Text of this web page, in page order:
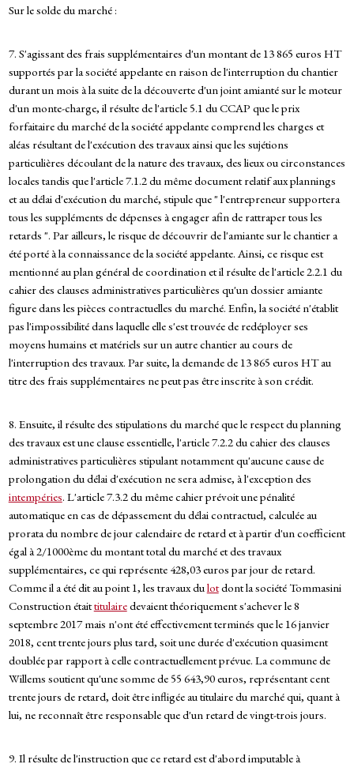
Sur le solde du marché :
7. S'agissant des frais supplémentaires d'un montant de 13 865 euros HT
supportés par la société appelante en raison de l'interruption du chantier
durant un mois à la suite de la découverte d'un joint amianté sur le moteur
d'un monte-charge, il résulte de l'article 5.1 du CCAP que le prix
forfaitaire du marché de la société appelante comprend les charges et
aléas résultant de l'exécution des travaux ainsi que les sujétions
particulières découlant de la nature des travaux, des lieux ou circonstances
locales tandis que l'article 7.1.2 du même document relatif aux plannings
et au délai d'exécution du marché, stipule que " l'entrepreneur supportera
tous les suppléments de dépenses à engager afin de rattraper tous les
retards ". Par ailleurs, le risque de découvrir de l'amiante sur le chantier a
été porté à la connaissance de la société appelante. Ainsi, ce risque est
mentionné au plan général de coordination et il résulte de l'article 2.2.1 du
cahier des clauses administratives particulières qu'un dossier amiante
figure dans les pièces contractuelles du marché. Enfin, la société n'établit
pas l'impossibilité dans laquelle elle s'est trouvée de redéployer ses
moyens humains et matériels sur un autre chantier au cours de
l'interruption des travaux. Par suite, la demande de 13 865 euros HT au
titre des frais supplémentaires ne peut pas être inscrite à son crédit.
8. Ensuite, il résulte des stipulations du marché que le respect du planning
des travaux est une clause essentielle, l'article 7.2.2 du cahier des clauses
administratives particulières stipulant notamment qu'aucune cause de
prolongation du délai d'exécution ne sera admise, à l'exception des
intempéries. L'article 7.3.2 du même cahier prévoit une pénalité
automatique en cas de dépassement du délai contractuel, calculée au
prorata du nombre de jour calendaire de retard et à partir d'un coefficient
égal à 2/1000ème du montant total du marché et des travaux
supplémentaires, ce qui représente 428,03 euros par jour de retard.
Comme il a été dit au point 1, les travaux dulotdont la société Tommasini
Construction étaittitulairedevaient théoriquement s'achever le 8
septembre 2017 mais n'ont été effectivement terminés que le 16 janvier
2018, cent trente jours plus tard, soit une durée d'exécution quasiment
doublée par rapport à celle contractuellement prévue. La commune de
Willems soutient qu'une somme de 55 643,90 euros, représentant cent
trente jours de retard, doit être infligée au titulaire du marché qui, quant à
lui, ne reconnaît être responsable que d'un retard de vingt-trois jours.
9. Il résulte de l'instruction que ce retard est d'abord imputable à